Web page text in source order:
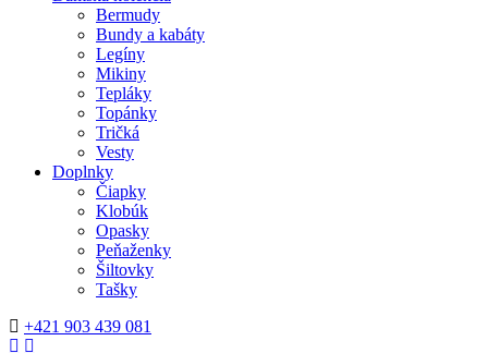
Bermudy
Bundy a kabáty
Legíny
Mikiny
Tepláky
Topánky
Tričká
Vesty
Doplnky
Čiapky
Klobúk
Opasky
Peňaženky
Šiltovky
Tašky
+421 903 439 081